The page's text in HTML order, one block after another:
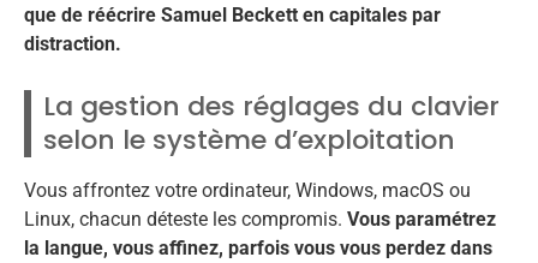
que de réécrire Samuel Beckett en capitales par
distraction.
La gestion des réglages du clavier
selon le système d’exploitation
Vous affrontez votre ordinateur, Windows, macOS ou
Linux, chacun déteste les compromis. Vous paramétrez
la langue, vous affinez, parfois vous vous perdez dans